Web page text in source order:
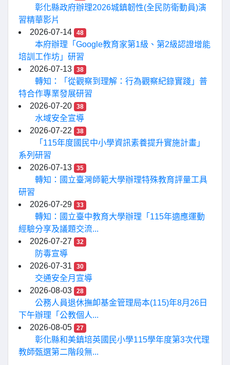
彰化縣政府辦理2026城鎮韌性(全民防衛動員)演
習精華影片
2026-07-14
48
本府辦理「Google教育家第1級、第2級認證增能
培訓工作坊」研習
2026-07-13
38
轉知：「從觀察到理解：行為觀察紀錄實踐」普
特合作專業發展研習
2026-07-20
38
水域安全宣導
2026-07-22
38
「115年度國民中小學資訊素養提升實施計畫」
系列研習
2026-07-13
35
轉知：國立臺灣師範大學辦理特殊教育評量工具
研習
2026-07-29
33
轉知：國立臺中教育大學辦理「115年適應運動
經驗分享及議題交流...
2026-07-27
32
防毒宣導
2026-07-31
30
交通安全月宣導
2026-08-03
28
公務人員退休撫卹基金管理局本(115)年8月26日
下午辦理「公教個人...
2026-08-05
27
彰化縣和美鎮培英國民小學115學年度第3次代理
教師甄選第二階段無...